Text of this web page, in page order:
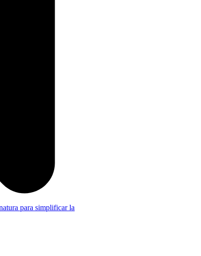
para simplificar la